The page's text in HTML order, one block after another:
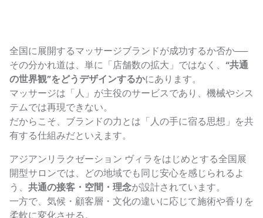
全国に展開するマッサージブランドが成功するか否か──
その分かれ道は、単に「店舗数の拡大」ではなく、 “共通
の世界観”をどうデザインするかにあります。
マッサージは「人」が主役のサービスであり、機械やシス
テムでは再現できない。
だからこそ、ブランドの力とは「人の手に宿る思想」を共
有する仕組みだといえます。
アジアンリラクゼーション ヴィラをはじめとする全国展
開型サロンでは、どの地域でも同じ安心を感じられるよ
う、 共通の接客・空間・理念が設計されています。
一方で、気候・顧客層・文化の違いに応じて施術や香りを
柔軟に変化させる。